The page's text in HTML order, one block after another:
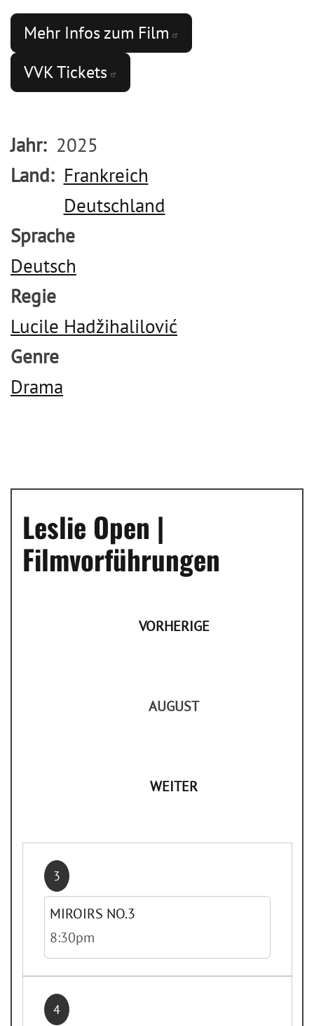
Mehr Infos zum Film
VVKTickets
Jahr
2025
Land
Frankreich
Deutschland
Sprache
Deutsch
Regie
Lucile Hadžihalilović
Genre
Drama
Leslie Open |
Filmvorführungen
VORHERIGE
AUGUST
WEITER
3
MIROIRS NO.3
8:30pm
4